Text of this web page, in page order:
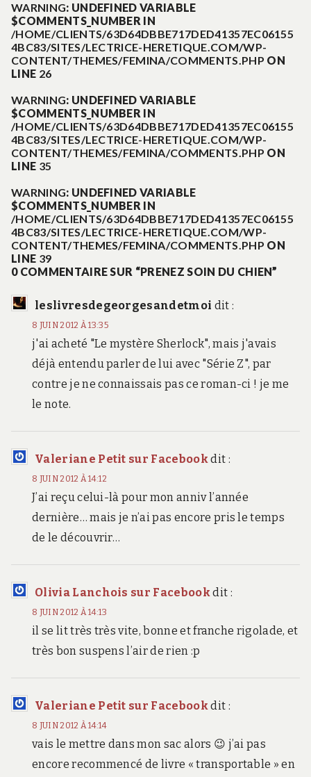
l’article
WARNING: UNDEFINED VARIABLE
$COMMENTS_NUMBER IN
/HOME/CLIENTS/63D64DBBE717DED41357EC06155
4BC83/SITES/LECTRICE-HERETIQUE.COM/WP-
CONTENT/THEMES/FEMINA/COMMENTS.PHP ON
LINE 26
WARNING: UNDEFINED VARIABLE
$COMMENTS_NUMBER IN
/HOME/CLIENTS/63D64DBBE717DED41357EC06155
4BC83/SITES/LECTRICE-HERETIQUE.COM/WP-
CONTENT/THEMES/FEMINA/COMMENTS.PHP ON
LINE 35
WARNING: UNDEFINED VARIABLE
$COMMENTS_NUMBER IN
/HOME/CLIENTS/63D64DBBE717DED41357EC06155
4BC83/SITES/LECTRICE-HERETIQUE.COM/WP-
CONTENT/THEMES/FEMINA/COMMENTS.PHP ON
LINE 39
0 COMMENTAIRE SUR “PRENEZ SOIN DU CHIEN”
leslivresdegeorgesandetmoi dit :
8 JUIN 2012 À 13:35
j'ai acheté "Le mystère Sherlock", mais j'avais
déjà entendu parler de lui avec "Série Z", par
contre je ne connaissais pas ce roman-ci ! je me
le note.
Valeriane Petit sur Facebookdit :
8 JUIN 2012 À 14:12
J’ai reçu celui-là pour mon anniv l’année
dernière… mais je n’ai pas encore pris le temps
de le découvrir…
Olivia Lanchois sur Facebookdit :
8 JUIN 2012 À 14:13
il se lit très très vite, bonne et franche rigolade, et
très bon suspens l’air de rien :p
Valeriane Petit sur Facebookdit :
8 JUIN 2012 À 14:14
vais le mettre dans mon sac alors 😉 j’ai pas
encore recommencé de livre « transportable » en